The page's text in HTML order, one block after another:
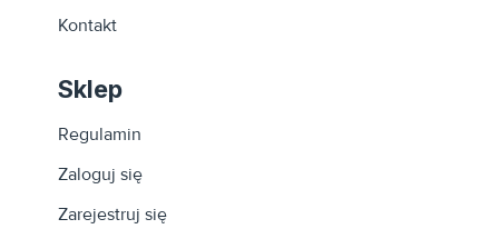
Kontakt
Sklep
Regulamin
Zaloguj się
Zarejestruj się